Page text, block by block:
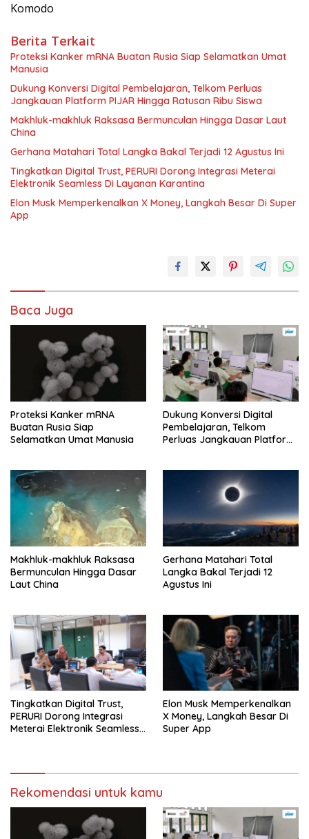
Komodo
Berita Terkait
Proteksi Kanker mRNA Buatan Rusia Siap Selamatkan Umat
Manusia
Dukung Konversi Digital Pembelajaran, Telkom Perluas
Jangkauan Platform PIJAR Hingga Ratusan Ribu Siswa
Makhluk-makhluk Raksasa Bermunculan Hingga Dasar Laut
China
Gerhana Matahari Total Langka Bakal Terjadi 12 Agustus Ini
Tingkatkan Digital Trust, PERURI Dorong Integrasi Meterai
Elektronik Seamless Di Layanan Karantina
Elon Musk Memperkenalkan X Money, Langkah Besar Di Super
App
Baca Juga
Proteksi Kanker mRNA
Buatan Rusia Siap
Selamatkan Umat Manusia
Dukung Konversi Digital
Pembelajaran, Telkom
Perluas Jangkauan Platform
Makhluk-makhluk Raksasa
Bermunculan Hingga Dasar
Laut China
Gerhana Matahari Total
Langka Bakal Terjadi 12
Agustus Ini
Tingkatkan Digital Trust,
PERURI Dorong Integrasi
Meterai Elektronik Seamless
Elon Musk Memperkenalkan
X Money, Langkah Besar Di
Super App
Rekomendasi untuk kamu